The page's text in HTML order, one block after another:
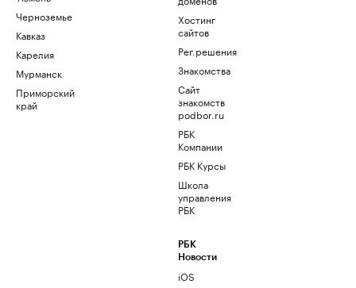
Черноземье
Кавказ
Карелия
Мурманск
Приморский
край
Хостинг
сайтов
Рег.решения
Знакомства
Сайт
знакомств
podbor.ru
РБК
Компании
РБК Курсы
Школа
управления
РБК
РБК
Новости
iOS